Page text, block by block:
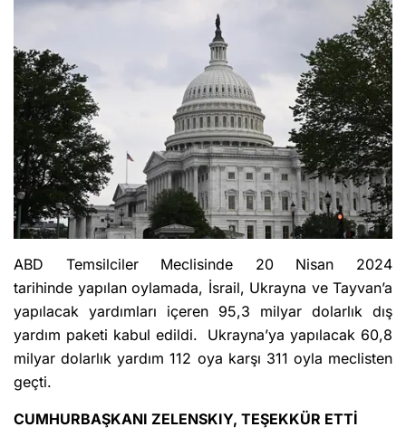
ABD Temsilciler Meclisinde 20 Nisan 2024
tarihinde yapılan oylamada, İsrail, Ukrayna ve Tayvan’a
yapılacak yardımları içeren 95,3 milyar dolarlık dış
yardım paketi kabul edildi. Ukrayna’ya yapılacak 60,8
milyar dolarlık yardım 112 oya karşı 311 oyla meclisten
geçti.
CUMHURBAŞKANI ZELENSKIY, TEŞEKKÜR ETTİ